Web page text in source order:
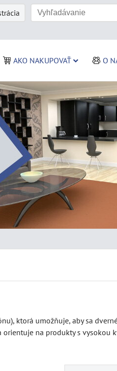
AKO NAKUPOVAŤ O
ktorá umožňuje, aby sa
orientuje na produkty s vysokou